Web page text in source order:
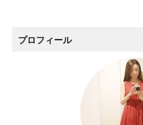
プロフィール